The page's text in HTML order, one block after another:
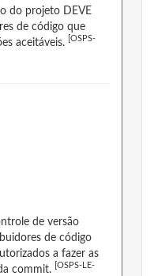
do projeto DEVE
de código que
aceitáveis.
[OSPS-
de versão
de código
a fazer as
commit.
[OSPS-LE-